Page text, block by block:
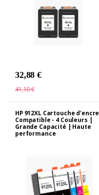
32,88 €
41,10 €
HP 912XL Cartouche d'encre
Compatible - 4 Couleurs |
Grande Capacité | Haute
performance